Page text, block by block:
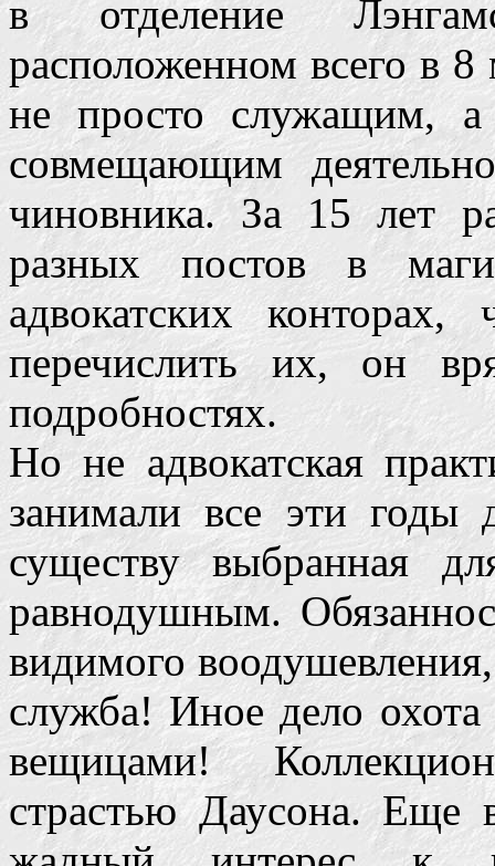
в отделение
расположенном всего в
не просто служащим,
совмещающим
чиновника. За 15 лет
разных постов в
адвокатских
перечислить их, он
подробностях.
Но не адвокатская
занимали все эти
существу выбранная
равнодушным.
видимого
служба! Иное дело
вещицами!
страстью Даусона. Еще